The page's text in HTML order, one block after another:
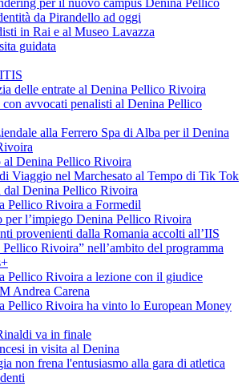
per il nuovo campus Denina Pellico
da Pirandello ad oggi
in Rai e al Museo Lavazza
guidata
delle entrate al Denina Pellico Rivoira
avvocati penalisti al Denina Pellico
alla Ferrero Spa di Alba per il Denina
al Denina Pellico Rivoira
Viaggio nel Marchesato al Tempo di Tik Tok
dal Denina Pellico Rivoira
Pellico Rivoira a Formedil
per l’impiego Denina Pellico Rivoira
provenienti dalla Romania accolti all’IIS
Pellico Rivoira” nell’ambito del programma
Pellico Rivoira a lezione con il giudice
Andrea Carena
Pellico Rivoira ha vinto lo European Money
va in finale
in visita al Denina
non frena l'entusiasmo alla gara di atletica